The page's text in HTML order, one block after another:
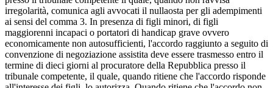
irregolarità, comunica agli avvocati il nullaosta per gli adempimenti
ai sensi del comma 3. In presenza di figli minori, di figli
maggiorenni incapaci o portatori di handicap grave ovvero
economicamente non autosufficienti, l'accordo raggiunto a seguito di
convenzione di negoziazione assistita deve essere trasmesso entro il
termine di dieci giorni al procuratore della Repubblica presso il
tribunale competente, il quale, quando ritiene che l'accordo risponde